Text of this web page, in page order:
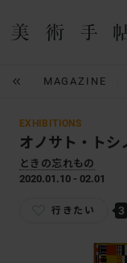
MAGAZINE
EXHIBITIONS
オノサト・トシ
ときの忘れもの
2020.01.10 - 02.01
行きたい 3